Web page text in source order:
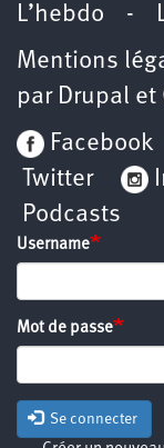
L’hebdo -
Mentions
par Drupal et
Facebook
Twitter
Podcasts
Username
Mot de passe
Se connecter